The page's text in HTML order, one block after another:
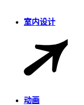
室内设计
动画